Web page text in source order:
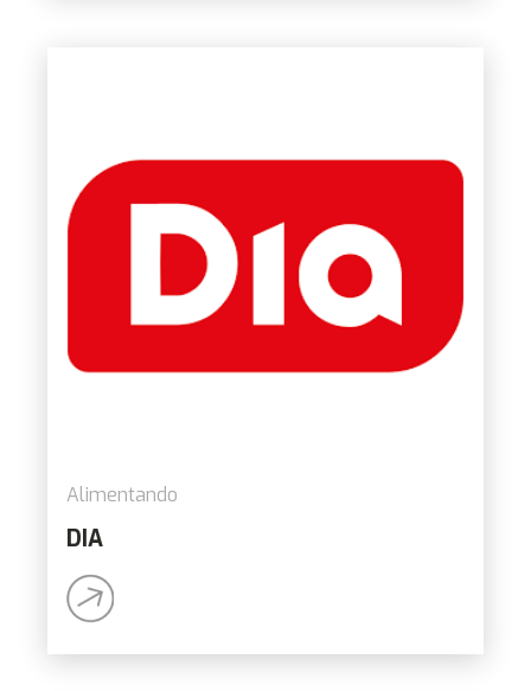
Alimentando
DIA